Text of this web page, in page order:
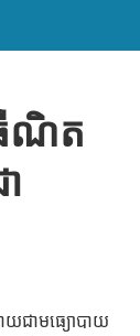
ធឺណិត
ាយជាមធ្យោបាយ